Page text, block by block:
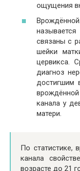
ощущения
связаны с
шейки
цервикса.
диагноз
достигшим
канала у
матери.
По статистике,
канала
возрасте до 21